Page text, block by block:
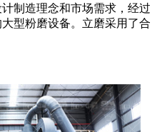
制造理念和市场需求，经过
型粉磨设备。立磨采用了合